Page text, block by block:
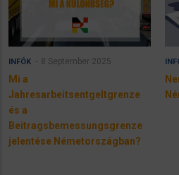
INFÓK 8 September 2025
Mi a
Jahresarbeitsentgeltgrenze
és a
Beitragsbemessungsgrenze
jelentése Németországban?